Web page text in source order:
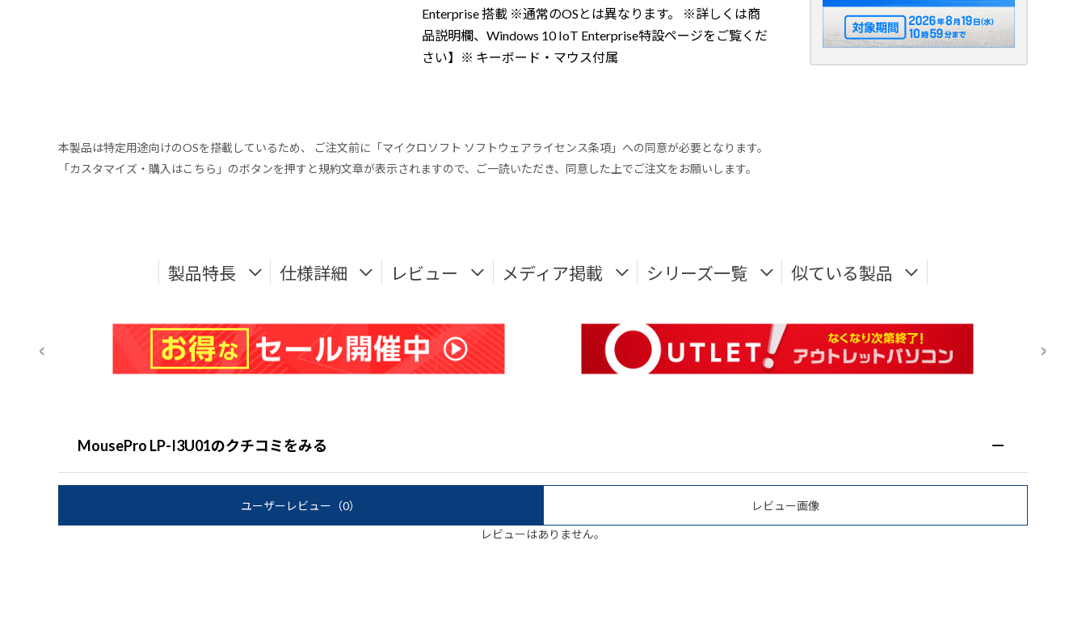
Enterprise 搭載 ※通常のOSとは異なります。 ※詳しくは商
品説明欄、Windows 10 IoT Enterprise特設ページをご覧くだ
さい】※ キーボード・マウス付属
本製品は特定用途向けのOSを搭載しているため、 ご注文前に「マイクロソフト ソフトウェアライセンス条項」への同意が必要となります。
「カスタマイズ・購入はこちら」のボタンを押すと規約文章が表示されますので、ご一読いただき、同意した上でご注文をお願いします。
製品特長 仕様詳細 レビュー メディア掲載 シリーズ一覧 似ている製品
MousePro LP-I3U01のクチコミをみる
ユーザーレビュー （0） レビュー画像
レビューはありません。